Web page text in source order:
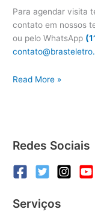
Para agendar visita
contato em nossos
ou pelo WhatsApp
Assistência
Read More »
Redes Sociais
Serviços